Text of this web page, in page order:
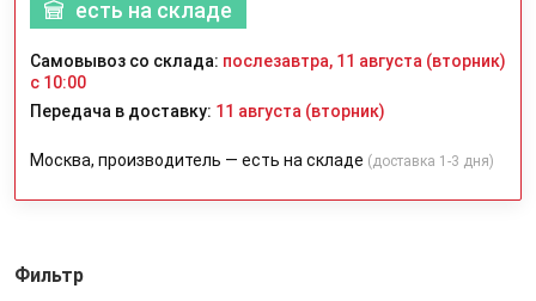
есть на складе
Самовывоз со склада: послезавтра, 11 августа (вторник)
с 10:00
Передача в доставку: 11 августа (вторник)
Москва, производитель — есть на складе (доставка 1-3 дня)
Фильтр